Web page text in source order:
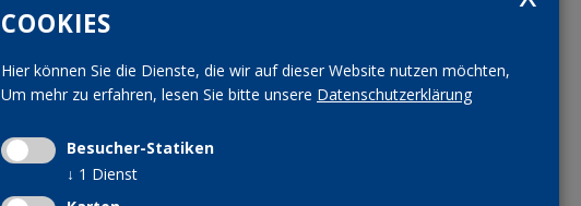
COOKIES
Hier können Sie die Dienste, die wir auf dieser Website nutzen möchten,
Um mehr zu erfahren, lesen Sie bitte unsere Datenschutzerklärung
Besucher-Statiken
↓ 1 Dienst